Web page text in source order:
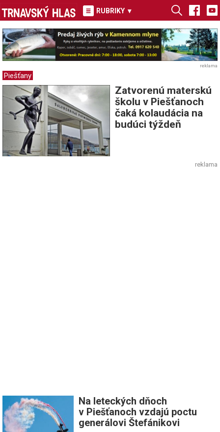
RUBRIKY ▾
reklama
Piešťany
Zatvorenú materskú
školu v Piešťanoch
čaká kolaudácia na
budúci týždeň
reklama
Na leteckých dňoch
v Piešťanoch vzdajú poctu
generálovi Štefánikovi